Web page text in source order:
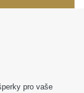
pro vaše